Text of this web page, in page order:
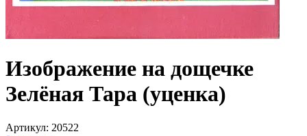
Изображение на дощечке
Зелёная Тара (уценка)
Артикул: 20522